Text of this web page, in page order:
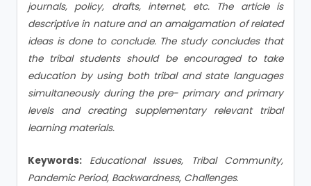
journals, policy, drafts, internet, etc. The article is
descriptive in nature and an amalgamation of related
ideas is done to conclude. The study concludes that
the tribal students should be encouraged to take
education by using both tribal and state languages
simultaneously during the pre- primary and primary
levels and creating supplementary relevant tribal
learning materials.
Keywords: Educational Issues, Tribal Community,
Pandemic Period, Backwardness, Challenges.